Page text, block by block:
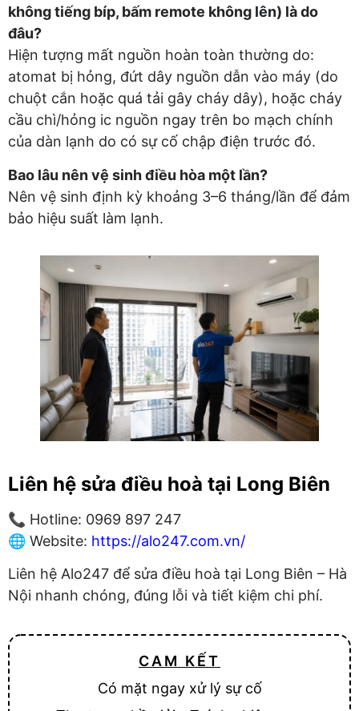
không tiếng bíp, bấm remote không lên) là do
đâu?
Hiện tượng mất nguồn hoàn toàn thường do:
atomat bị hỏng, đứt dây nguồn dẫn vào máy (do
chuột cắn hoặc quá tải gây cháy dây), hoặc cháy
cầu chì/hỏng ic nguồn ngay trên bo mạch chính
của dàn lạnh do có sự cố chập điện trước đó.
Bao lâu nên vệ sinh điều hòa một lần?
Nên vệ sinh định kỳ khoảng 3–6 tháng/lần để đảm
bảo hiệu suất làm lạnh.
Liên hệ sửa điều hoà tại Long Biên
📞 Hotline: 0969 897 247
🌐 Website: https://alo247.com.vn/
Liên hệ Alo247 để sửa điều hoà tại Long Biên – Hà
Nội nhanh chóng, đúng lỗi và tiết kiệm chi phí.
CAM KẾT
Có mặt ngay xử lý sự cố